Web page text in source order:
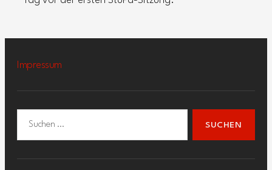
Impressum
nach: